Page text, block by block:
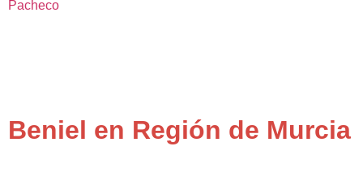
Pacheco
Beniel en Región de Murcia